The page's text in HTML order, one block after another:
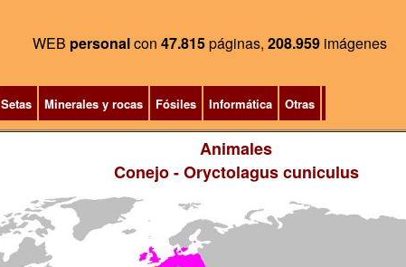
WEB personalcon 47.815páginas, 208.959 imágenes
Setas Minerales y rocas Fósiles Informática Otras
Animales
Conejo- Oryctolagus cuniculus